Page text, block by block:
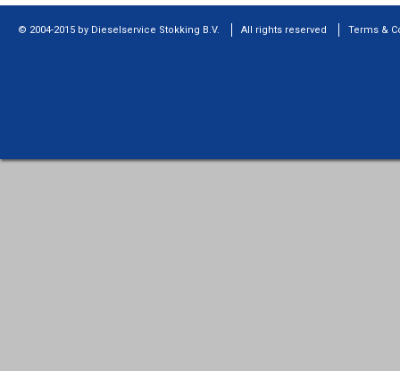
© 2004-2015 by Dieselservice Stokking B.V. All rights reserved Terms &